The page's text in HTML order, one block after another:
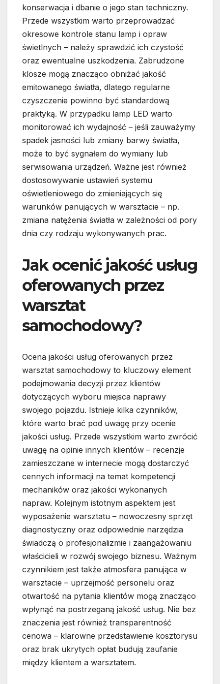
konserwacja i dbanie o jego stan techniczny.
Przede wszystkim warto przeprowadzać
okresowe kontrole stanu lamp i opraw
świetlnych – należy sprawdzić ich czystość
oraz ewentualne uszkodzenia. Zabrudzone
klosze mogą znacząco obniżać jakość
emitowanego światła, dlatego regularne
czyszczenie powinno być standardową
praktyką. W przypadku lamp LED warto
monitorować ich wydajność – jeśli zauważymy
spadek jasności lub zmiany barwy światła,
może to być sygnałem do wymiany lub
serwisowania urządzeń. Ważne jest również
dostosowywanie ustawień systemu
oświetleniowego do zmieniających się
warunków panujących w warsztacie – np.
zmiana natężenia światła w zależności od pory
dnia czy rodzaju wykonywanych prac.
Jak ocenić jakość usług
oferowanych przez
warsztat
samochodowy?
Ocena jakości usług oferowanych przez
warsztat samochodowy to kluczowy element
podejmowania decyzji przez klientów
dotyczących wyboru miejsca naprawy
swojego pojazdu. Istnieje kilka czynników,
które warto brać pod uwagę przy ocenie
jakości usług. Przede wszystkim warto zwrócić
uwagę na opinie innych klientów – recenzje
zamieszczane w internecie mogą dostarczyć
cennych informacji na temat kompetencji
mechaników oraz jakości wykonanych
napraw. Kolejnym istotnym aspektem jest
wyposażenie warsztatu – nowoczesny sprzęt
diagnostyczny oraz odpowiednie narzędzia
świadczą o profesjonalizmie i zaangażowaniu
właścicieli w rozwój swojego biznesu. Ważnym
czynnikiem jest także atmosfera panująca w
warsztacie – uprzejmość personelu oraz
otwartość na pytania klientów mogą znacząco
wpłynąć na postrzeganą jakość usług. Nie bez
znaczenia jest również transparentność
cenowa – klarowne przedstawienie kosztorysu
oraz brak ukrytych opłat budują zaufanie
między klientem a warsztatem.